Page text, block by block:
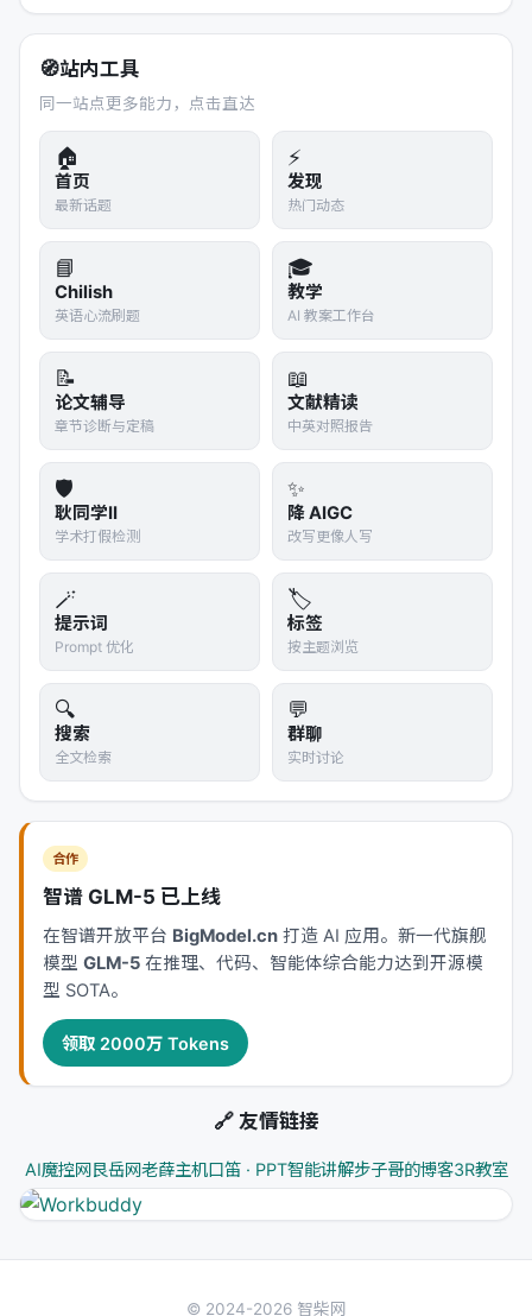
【26†source】。DeBERTa 在 GLUE 等任
务上超越了 RoBERTa，成为 Encoder-only
模型的新一代性能王者
DeBERTa-v3（2021年）：微软在
DeBERTa 基础上结合了 ELECTRA 的 RTD
任务和改进的 MLM 预训练，进一步提升性
能【26†source】。DeBERTa-v3 在多个基
准上取得了当时最佳结果，但代价是模型更
大、推理更慢，存在
效率和性能的权衡
其他模型
：如 SpanBERT 专注于连续片段
的掩码以改进实体/关系抽取，XLNet 采用
排列语言模型实现双向学习，ERNIE 系列在
中文语料上引入全词掩码和知识图谱信息等
【26†source】。这些模型各自在特定方面
改进了 BERT，但往往在某些任务上取得进
步的同时牺牲了其他方面的性能。
总体而言，自 BERT 问世后的六年间，Encoder-
only 模型在架构和训练上不断演进，但大多数改
进模型都存在
性能提升与效率下降的权衡
如，DeBERTa-v3 在精度上更胜一筹，但内存占
用和推理速度不及更轻量的模型【1†source】。
这种局面直到近期才被打破。
1.3 ModernBERT：Encoder-only 模型的
现代化飞跃
ModernBERT 是由 Answer.AI、LightOn 等团队
型系列，标志着 BERT 架构的一次重大现代化升
级【1†source】。ModernBERT 的推出旨在在不
进”【1†source】。其主要特点包括：
更长的上下文长度 ：ModernBERT 原生支
8192 个 token
传统编码器（上下文长度512）的16倍
【1†source】。这一改进使其能够处理更长
为重要【1†source】。
更快的处理速度 ：得益于对 Transformer 架
淋，发现中暑率不变——这…
🧭站内工具
同一站点更多能力，点击直达
🏠
首页
最新话题
⚡
发现
热门动态
📘
Chilish
英语心流刷题
🎓
教学
AI 教案工作台
📝
论文辅导
章节诊断与定稿
📖
文献精读
中英对照报告
🛡️
耿同学II
学术打假检测
✨
降 AIGC
改写更像人写
🪄
提示词
Prompt 优化
🏷️
标签
按主题浏览
🔍
搜索
全文检索
💬
群聊
实时讨论
合作
智谱 GLM-5 已上线
在智谱开放平台 BigModel.cn 打造 AI 应用。新一代旗舰
模型 GLM-5 在推理、代码、智能体综合能力达到开源模
型 SOTA。
领取 2000万 Tokens
🔗 友情链接
AI魔控网艮岳网老薛主机口笛 · PPT智能讲解步子哥的博客3R教室
© 2024-2026 智柴网